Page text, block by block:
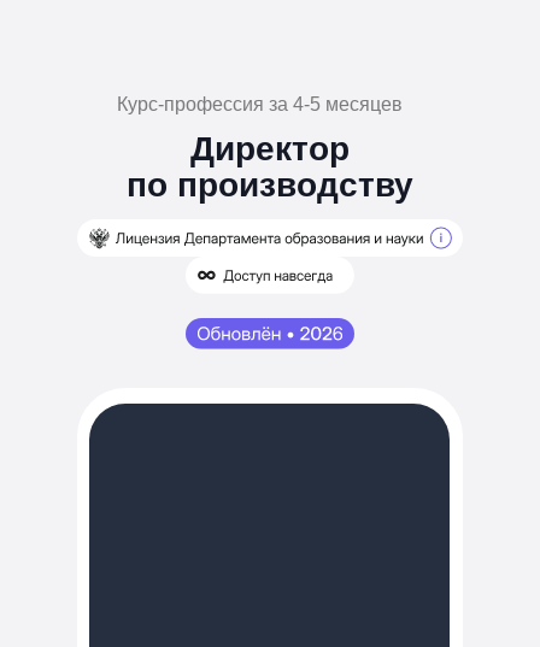
Директор
по производству
Курс-профессия за 4-5 месяцев